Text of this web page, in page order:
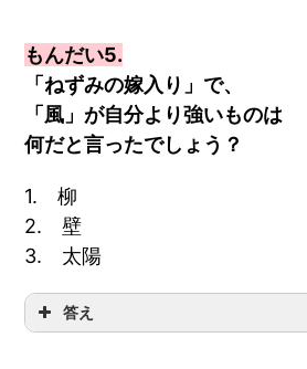
もんだい5.
「ねずみの嫁入り」で、
「風」が自分より強いものは
何だと言ったでしょう？
1. 柳
2. 壁
3. 太陽
答え